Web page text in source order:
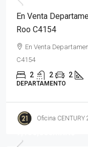
En Venta
Roo C4154
En Venta
C4154
2 2 2
DEPARTAMENTO
Oficina CENTURY